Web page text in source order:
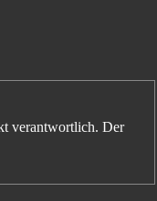
verantwortlich. Der